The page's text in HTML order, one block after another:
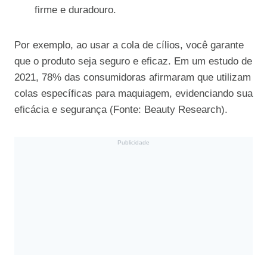
firme e duradouro.
Por exemplo, ao usar a cola de cílios, você garante
que o produto seja seguro e eficaz. Em um estudo de
2021, 78% das consumidoras afirmaram que utilizam
colas específicas para maquiagem, evidenciando sua
eficácia e segurança (Fonte: Beauty Research).
Publicidade